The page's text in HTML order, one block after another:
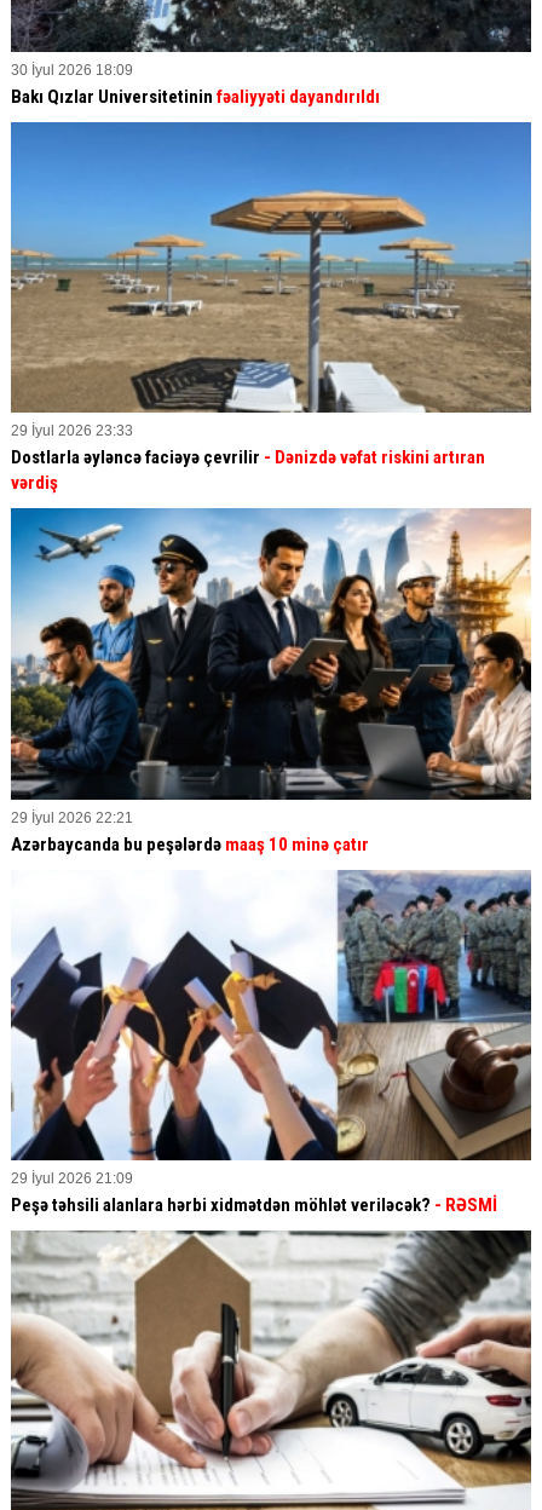
30 İyul 2026 18:09
Bakı Qızlar Universitetinin fəaliyyəti dayandırıldı
29 İyul 2026 23:33
Dostlarla əyləncə faciəyə çevrilir - Dənizdə vəfat riskini artıran
vərdiş
29 İyul 2026 22:21
Azərbaycanda bu peşələrdə maaş 10 minə çatır
29 İyul 2026 21:09
Peşə təhsili alanlara hərbi xidmətdən möhlət veriləcək? - RƏSMİ